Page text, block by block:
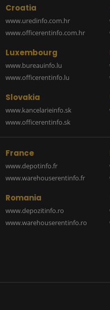
Croatia
www.uredinfo.com.hr
www.officerentinfo.com.hr
Luxembourg
www.bureauinfo.lu
www.officerentinfo.lu
Slovakia
www.kancelarieinfo.sk
www.officerentinfo.sk
France
www.depotinfo.fr
www.warehouserentinfo.fr
Romania
www.depozitinfo.ro
www.warehouserentinfo.ro